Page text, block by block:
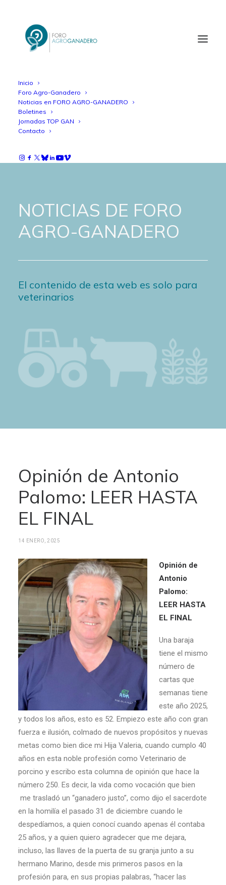
Inicio
Foro Agro-Ganadero
Noticias en FORO AGRO-GANADERO
Boletines
Jornadas TOP GAN
Contacto
NOTICIAS DE FORO
AGRO-GANADERO
El contenido de esta web es solo para
veterinarios
Opinión de Antonio
Palomo: LEER HASTA
EL FINAL
14 ENERO, 2025
Opinión de
Antonio
Palomo:
LEER HASTA
EL FINAL
Una baraja
tiene el mismo
número de
cartas que
semanas tiene
este año 2025,
y todos los años, esto es 52. Empiezo este año con gran
fuerza e ilusión, colmado de nuevos propósitos y nuevas
metas como bien dice mi Hija Valeria, cuando cumplo 40
años en esta noble profesión como Veterinario de
porcino y escribo esta columna de opinión que hace la
número 250. Es decir, la vida como vocación que bien
me trasladó un “ganadero justo”, como dijo el sacerdote
en la homilía el pasado 31 de diciembre cuando le
despedíamos, a quien conocí cuando apenas él contaba
25 años, y a quien quiero agradecer que me dejara,
incluso, las llaves de la puerta de su granja junto a su
hermano Marino, desde mis primeros pasos en la
profesión para, en sus propias palabras, “hacer las